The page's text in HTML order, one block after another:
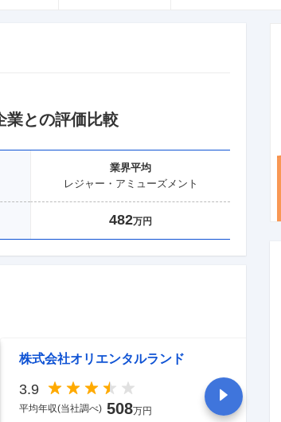
業との評価比較
業界平均
レジャー・アミューズメント
482万円
株式会社オリエンタルランド
3.9
平均年収(当社調べ) 508万円